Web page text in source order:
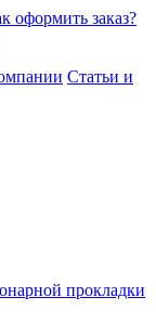
оформить заказ?
Статьи и
прокладки